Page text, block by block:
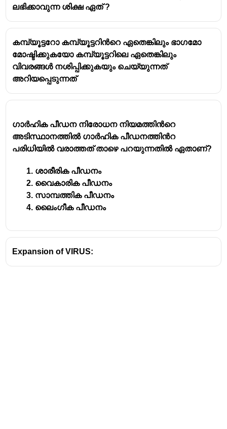
ലഭിക്കാവുന്ന ശിക്ഷ ഏത് ?
കമ്പ്യൂട്ടറോ കമ്പ്യൂട്ടറിൻറെ ഏതെങ്കിലും ഭാഗമോ
മോഷ്ടിക്കുകയോ കമ്പ്യൂട്ടറിലെ ഏതെങ്കിലും
വിവരങ്ങൾ നശിപ്പിക്കുകയും ചെയ്യുന്നത്
അറിയപ്പെടുന്നത്
ഗാർഹിക പീഡന നിരോധന നിയമത്തിൻറെ
അടിസ്ഥാനത്തിൽ ഗാർഹിക പീഡനത്തിൻറ
പരിധിയിൽ വരാത്തത് താഴെ പറയുന്നതിൽ ഏതാണ്?
ശാരീരിക പീഡനം
വൈകാരിക പീഡനം
സാമ്പത്തിക പീഡനം
ലൈംഗീക പീഡനം
Expansion of VIRUS: